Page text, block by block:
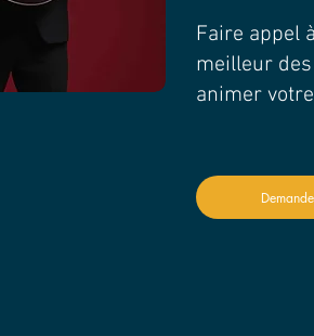
Faire appel
meilleur
animer